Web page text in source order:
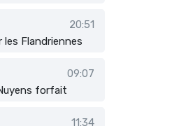
20:51
Flandriennes
09:07
forfait
11:34